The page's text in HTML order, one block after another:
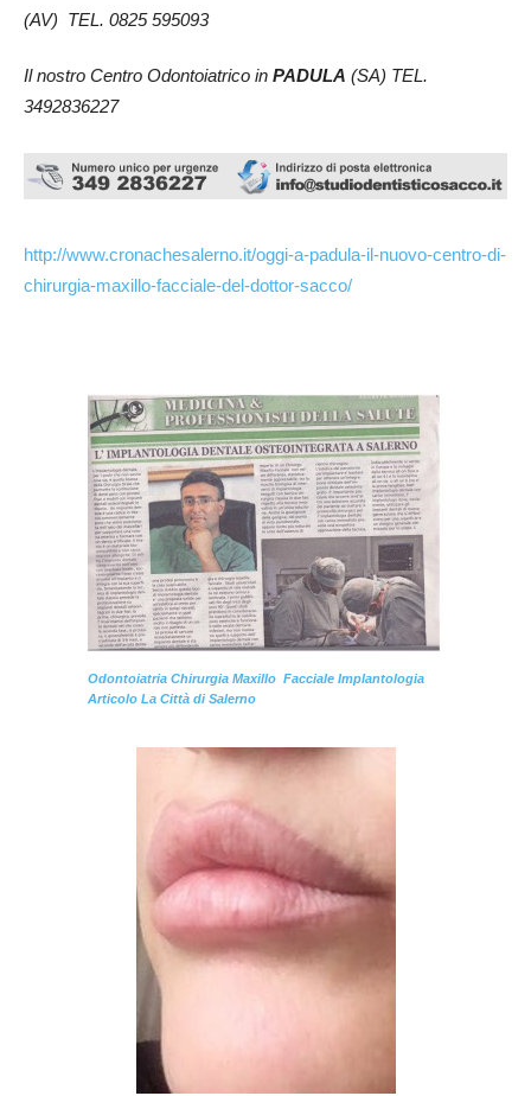
(AV) TEL. 0825 595093
Il nostro Centro Odontoiatrico in PADULA (SA) TEL.
3492836227
http://www.cronachesalerno.it/oggi-a-padula-il-nuovo-centro-di-
chirurgia-maxillo-facciale-del-dottor-sacco/
Odontoiatria Chirurgia Maxillo Facciale Implantologia
Articolo La Città di Salerno